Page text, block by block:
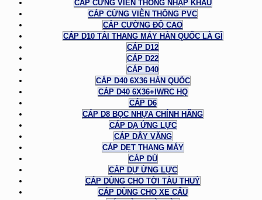
CÁP CỨNG VIỄN THÔNG NHẬP KHẨU
CÁP CỨNG VIỄN THÔNG PVC
CÁP CƯỜNG ĐỘ CAO
CÁP D10 TẢI THANG MÁY HÀN QUỐC LÀ GÌ
CÁP D12
CÁP D22
CÁP D40
CÁP D40 6X36 HÀN QUỐC
CÁP D40 6X36+IWRC HQ
CÁP D6
CÁP D8 BỌC NHỰA CHÍNH HÃNG
CÁP DẠ ỨNG LỰC
CÁP DÂY VĂNG
CÁP DẸT THANG MÁY
CÁP DÙ
CÁP DỰ ỨNG LỰC
CÁP DÙNG CHO TỜI TÀU THUỶ
CÁP DÙNG CHO XE CẨU